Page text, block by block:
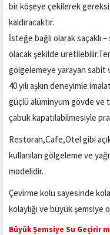
bir köşeye çekilerek
kaldıracaktır.
İsteğe bağlı olarak saçaklı
olacak şekilde
gölgelemeye yarayan sabit
40 yılı aşkın deneyimle
güçlü alüminyum gövde ve
çabuk kapatılabilmesiyle
Restoran,Cafe,Otel gibi
kullanılan gölgeleme ve
modelidir.
Çevirme kolu sayesinde
kolaylığı ve büyük şemsiye
Büyük Şemsiye Su Geçirir